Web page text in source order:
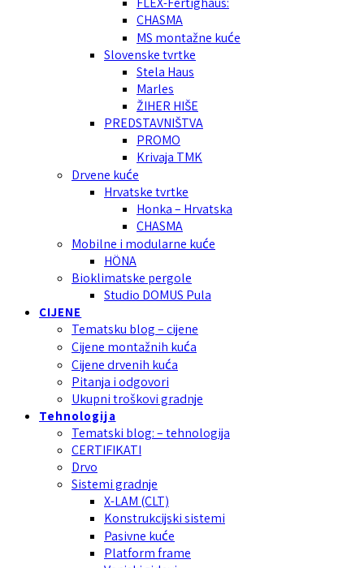
CHASMA
MS montažne kuće
Slovenske tvrtke
Stela Haus
Marles
ŽIHER HIŠE
PREDSTAVNIŠTVA
PROMO
Krivaja TMK
Drvene kuće
Hrvatske tvrtke
Honka – Hrvatska
CHASMA
Mobilne i modularne kuće
HÖNA
Bioklimatske pergole
Studio DOMUS Pula
CIJENE
Tematsku blog – cijene
Cijene montažnih kuća
Cijene drvenih kuća
Pitanja i odgovori
Ukupni troškovi gradnje
Tehnologija
Tematski blog: – tehnologija
CERTIFIKATI
Drvo
Sistemi gradnje
X-LAM (CLT)
Konstrukcijski sistemi
Pasivne kuće
Platform frame